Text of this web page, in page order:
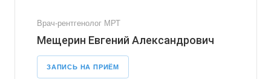
Врач-рентгенолог МРТ
Мещерин Евгений Александрович
ЗАПИСЬ НА ПРИЁМ